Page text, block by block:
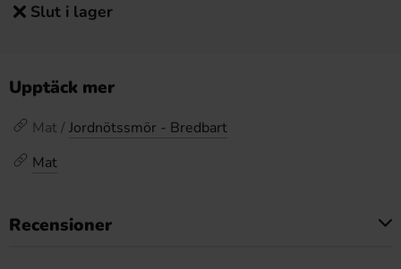
Slut i lager
Upptäck mer
Mat / Jordnötssmör - Bredbart
Mat
Recensioner